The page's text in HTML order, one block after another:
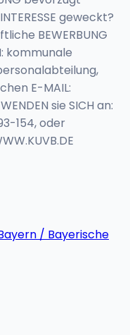
geweckt?
BEWERBUNG
kommunale
personalabteilung,
E-MAIL:
sie SICH an:
154, oder
/ Bayerische